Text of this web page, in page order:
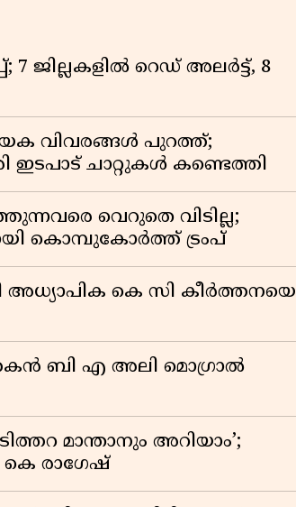
7 ജില്ലകളിൽ റെഡ് അലർട്ട്, 8
വിവരങ്ങൾ പുറത്ത്;
ചാറ്റുകൾ കണ്ടെത്തി
വെറുതെ വിടില്ല;
കൊമ്പുകോർത്ത് ട്രംപ്
കെ സി കീർത്തനയെ
ബി എ അലി മൊഗ്രാൽ
മാന്താനും അറിയാം’;
കെ രാഗേഷ്